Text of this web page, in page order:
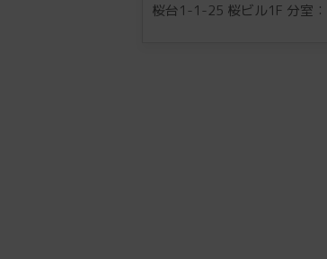
桜台1-1-25 桜ビル1F 分室：